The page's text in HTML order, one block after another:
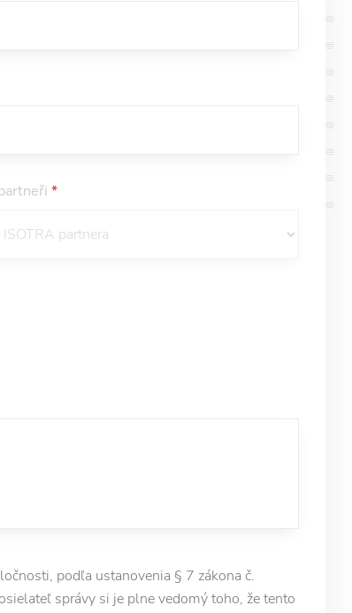
*
podľa ustanovenia § 7 zákona č.
správy si je plne vedomý toho, že tento